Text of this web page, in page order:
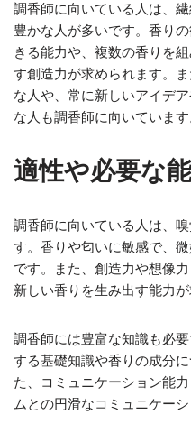
調香師に向いている人は、
豊かな人が多いです。香り
きる能力や、複数の香りを
す創造力が求められます。
な人や、常に新しいアイデ
な人も調香師に向いています
適性や必要な
調香師に向いている人は、
す。香りや匂いに敏感で、
です。また、創造力や想像
新しい香りを生み出す能力が
調香師には豊富な知識も必
する基礎知識や香りの成分
た、コミュニケーション能
ムとの円滑なコミュニケー